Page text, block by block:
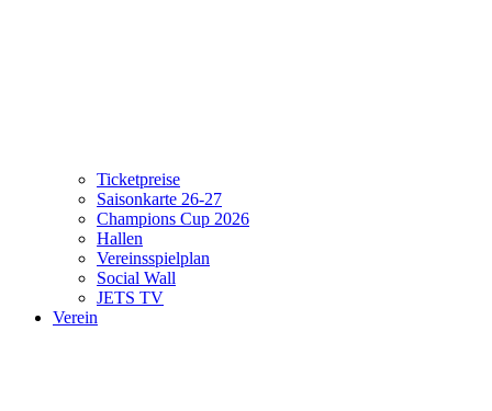
Ticketpreise
Saisonkarte 26-27
Champions Cup 2026
Hallen
Vereinsspielplan
Social Wall
JETS TV
Verein